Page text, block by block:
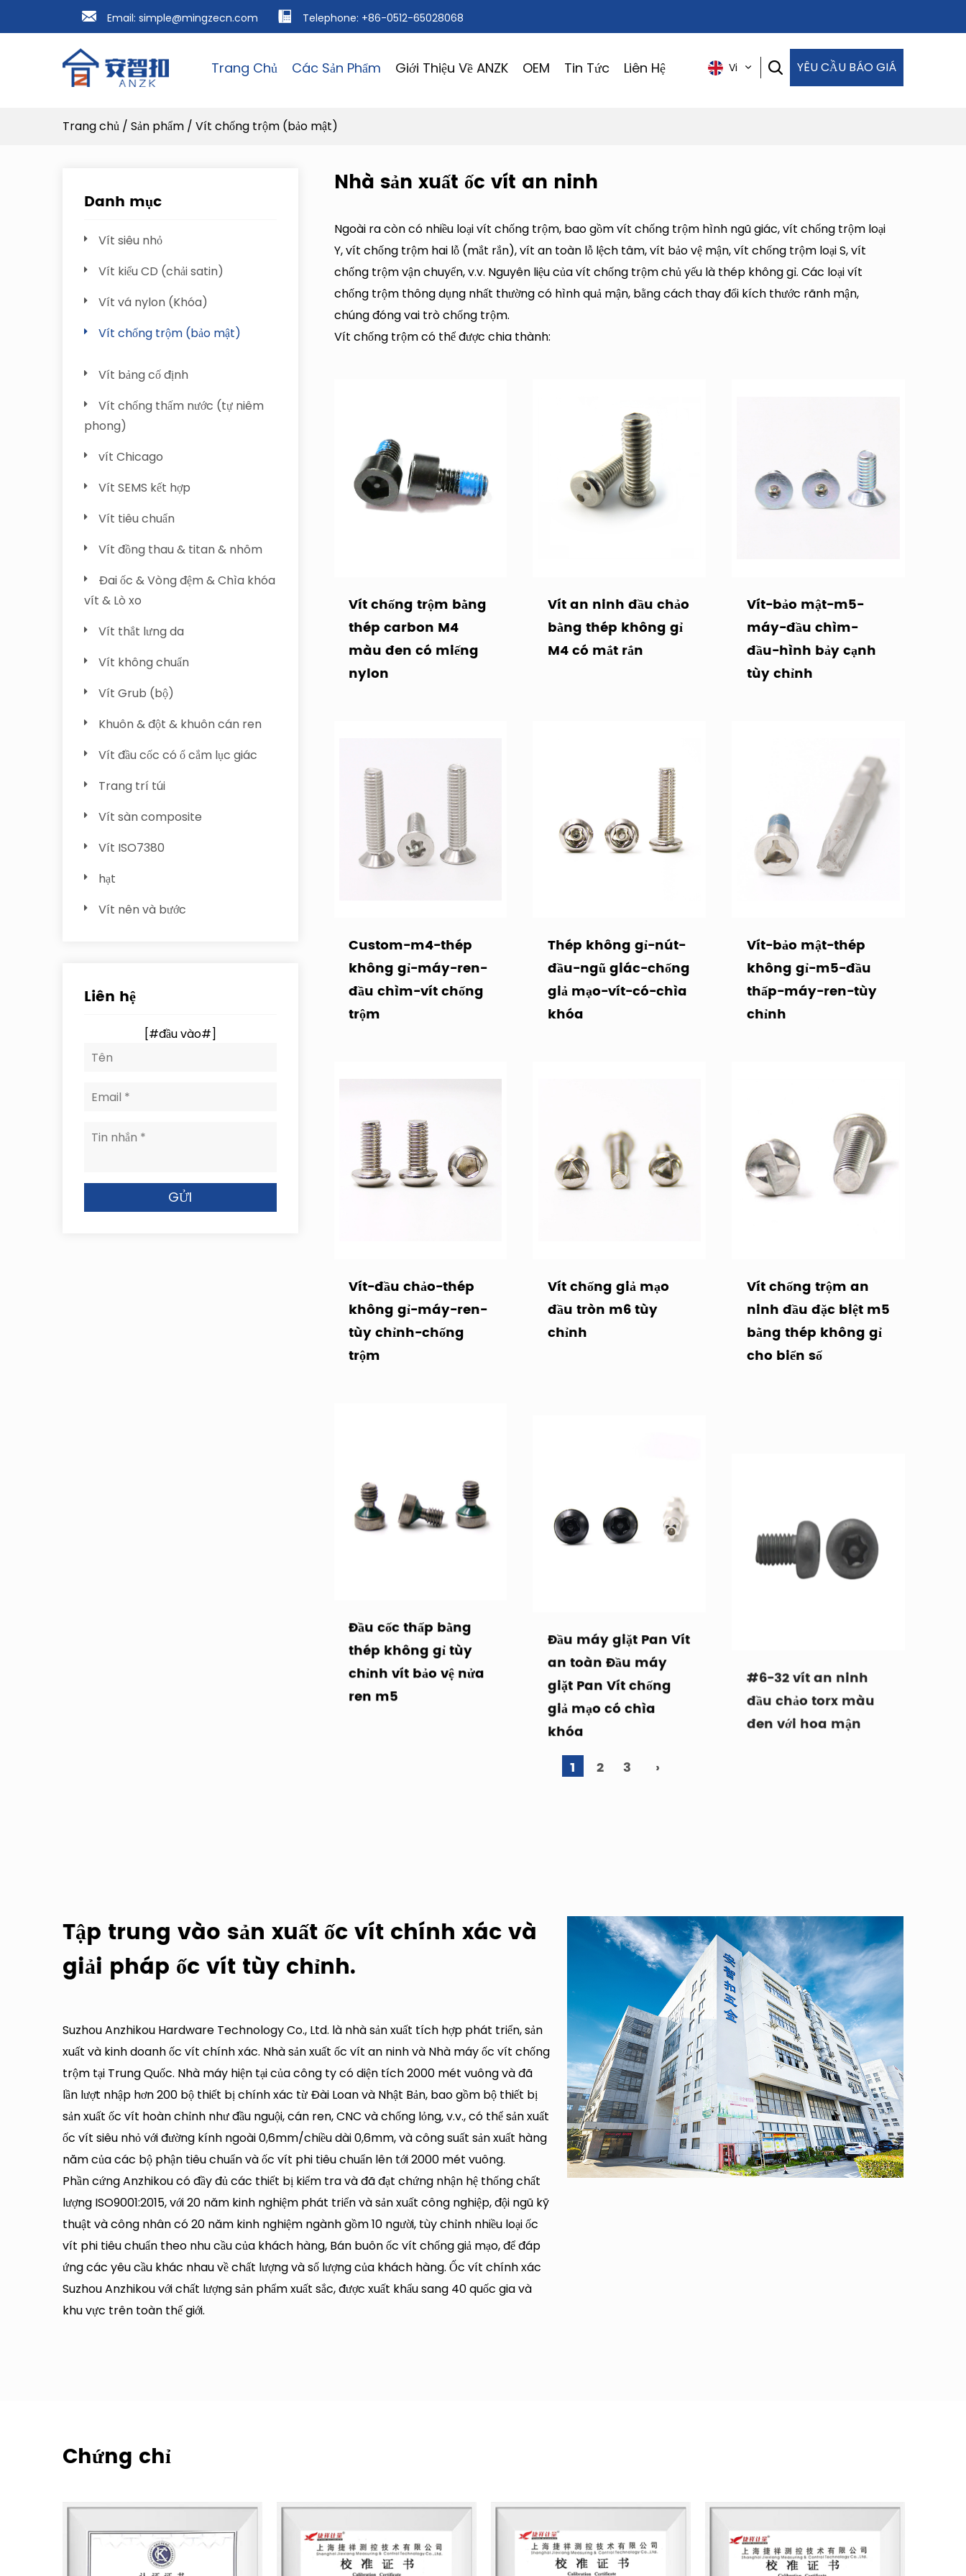
Email: simple@mingzecn.com Telephone: +86-0512-65028068
Trang Chủ Các Sản Phẩm Giới Thiệu Về ANZK OEM Tin Tức Liên Hệ Vi YÊU CẦU BÁO GIÁ
Trang chủ / Sản phẩm / Vít chống trộm (bảo mật)
Danh mục
Vít siêu nhỏ
Vít kiểu CD (chải satin)
Vít vá nylon (Khóa)
Vít chống trộm (bảo mật)
Vít bảng cố định
Vít chống thấm nước (tự niêm
phong)
vít Chicago
Vít SEMS kết hợp
Vít tiêu chuẩn
Vít đồng thau & titan & nhôm
Đai ốc & Vòng đệm & Chìa khóa
vít & Lò xo
Vít thắt lưng da
Vít không chuẩn
Vít Grub (bộ)
Khuôn & đột & khuôn cán ren
Vít đầu cốc có ổ cắm lục giác
Trang trí túi
Vít sàn composite
Vít ISO7380
hạt
Vít nên và bước
Liên hệ
[#đầu vào#]
Nhà sản xuất ốc vít an ninh
Ngoài ra còn có nhiều loại vít chống trộm, bao gồm vít chống trộm hình ngũ giác, vít chống trộm loại
Y, vít chống trộm hai lỗ (mắt rắn), vít an toàn lỗ lệch tâm, vít bảo vệ mận, vít chống trộm loại S, vít
chống trộm vận chuyển, v.v. Nguyên liệu của vít chống trộm chủ yếu là thép không gỉ. Các loại vít
chống trộm thông dụng nhất thường có hình quả mận, bằng cách thay đổi kích thước rãnh mận,
chúng đóng vai trò chống trộm.
Vít chống trộm có thể được chia thành:
bảy góc, vít chống trộm mận bên trong, vít chống trộm chữ Y, vít chống trộm tam giác bên ngoài, vít
chống trộm hình tam giác bên trong, hai vít chống trộm, vít chống trộm lỗ lệch tâm, v.v.
Vít này có thể được sử dụng trong nhiều ứng dụng, chẳng hạn như cơ sở điện, cơ sở đường sắt, cơ sở
đường cao tốc, cơ sở mỏ dầu, chiếu sáng đô thị, cơ sở chiếu sáng đường phố và thiết bị thể dục công
cộng, v.v. Vì hiệu suất của vít chống trộm rất tốt nên nó cũng được nhiều ngành công nghiệp ưa
cấp cho bạn các giải pháp dây buộc phù hợp. Nếu bạn có nhu cầu vui lòng đến để tư vấn!
Vít chống trộm bằng
thép carbon M4
màu đen có miếng
nylon
Vít an ninh đầu chảo
bằng thép không gỉ
M4 có mắt rắn
Vít-bảo mật-m5-
máy-đầu chìm-
đầu-hình bảy cạnh
tùy chỉnh
Custom-m4-thép
không gỉ-máy-ren-
đầu chìm-vít chống
trộm
Thép không gỉ-nút-
đầu-ngũ giác-chống
giả mạo-vít-có-chìa
khóa
Vít-bảo mật-thép
không gỉ-m5-đầu
thấp-máy-ren-tùy
chỉnh
Vít-đầu chảo-thép
không gỉ-máy-ren-
tùy chỉnh-chống
trộm
Vít chống giả mạo
đầu tròn m6 tùy
chỉnh
Vít chống trộm an
ninh đầu đặc biệt m5
bằng thép không gỉ
cho biển số
Đầu cốc thấp bằng
thép không gỉ tùy
chỉnh vít bảo vệ nửa
ren m5
Đầu máy giặt Pan Vít
an toàn Đầu máy
giặt Pan Vít chống
giả mạo có chìa
khóa
đen với hoa mận
1 2 3 ›
Tập trung vào sản xuất ốc vít chính xác và
giải pháp ốc vít tùy chỉnh.
Suzhou Anzhikou Hardware Technology Co., Ltd. là nhà sản xuất tích hợp phát triển, sản
xuất và kinh doanh ốc vít chính xác. Nhà sản xuất ốc vít an ninhvà Nhà máy ốc vít chống
trộm tại Trung Quốc. Nhà máy hiện tại của công ty có diện tích 2000 mét vuông và đã
lần lượt nhập hơn 200 bộ thiết bị chính xác từ Đài Loan và Nhật Bản, bao gồm bộ thiết bị
sản xuất ốc vít hoàn chỉnh như đầu nguội, cán ren, CNC và chống lỏng, v.v., có thể sản xuất
ốc vít siêu nhỏ với đường kính ngoài 0,6mm/chiều dài 0,6mm, và công suất sản xuất hàng
năm của các bộ phận tiêu chuẩn và ốc vít phi tiêu chuẩn lên tới 2000 mét vuông.
Phần cứng Anzhikou có đầy đủ các thiết bị kiểm tra và đã đạt chứng nhận hệ thống chất
lượng ISO9001:2015, với 20 năm kinh nghiệm phát triển và sản xuất công nghiệp, đội ngũ kỹ
thuật và công nhân có 20 năm kinh nghiệm ngành gồm 10 người, tùy chỉnh nhiều loại ốc
vít phi tiêu chuẩn theo nhu cầu của khách hàng, Bán buôn ốc vít chống giả mạo, để đáp
ứng các yêu cầu khác nhau về chất lượng và số lượng của khách hàng. Ốc vít chính xác
Suzhou Anzhikou với chất lượng sản phẩm xuất sắc, được xuất khẩu sang 40 quốc gia và
khu vực trên toàn thế giới.
Chứng chỉ